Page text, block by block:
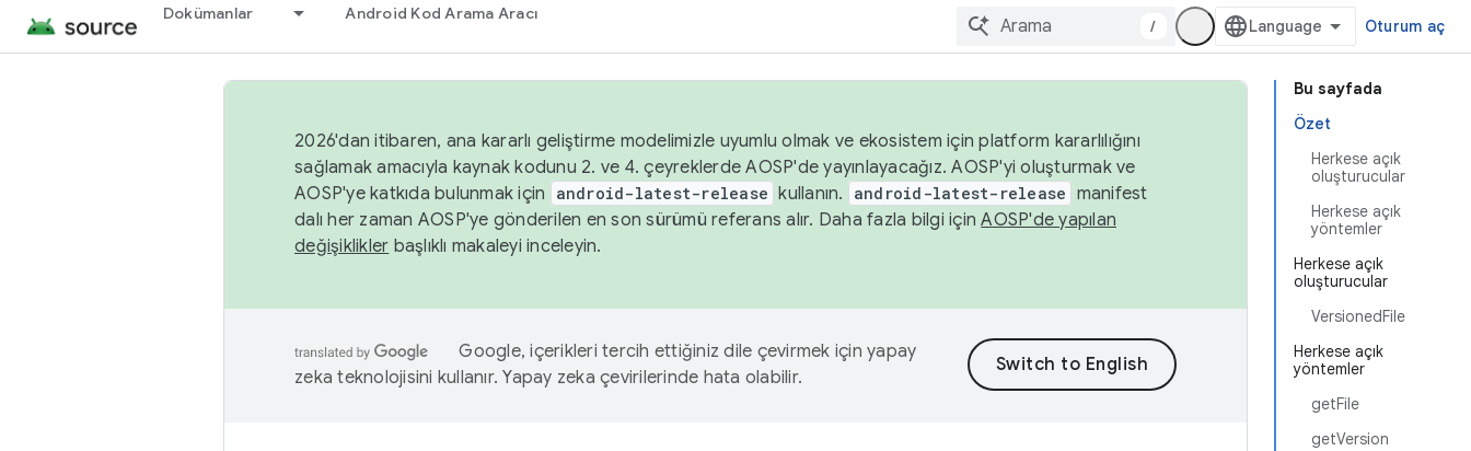
Dokümanlar Android Kod Arama Aracı
/ Oturum aç
Bu sayfada
Özet
Herkese açık
oluşturucular
Herkese açık
yöntemler
Herkese açık
oluşturucular
VersionedFile
Herkese açık
yöntemler
getFile
getVersion
2026'dan itibaren, ana kararlı geliştirme modelimizle uyumlu olmak ve ekosistem için platform kararlılığını
sağlamak amacıyla kaynak kodunu 2. ve 4. çeyreklerde AOSP'de yayınlayacağız. AOSP'yi oluşturmak ve
AOSP'ye katkıda bulunmak için
android-latest-release kullanın. android-latest-release manifest
dalı her zaman AOSP'ye gönderilen en son sürümü referans alır. Daha fazla bilgi içinAOSP'de yapılan
değişiklikler başlıklı makaleyi inceleyin.
Google, içerikleri tercih ettiğiniz dile çevirmek için yapay
zeka teknolojisini kullanır. Yapay zeka çevirilerinde hata olabilir.